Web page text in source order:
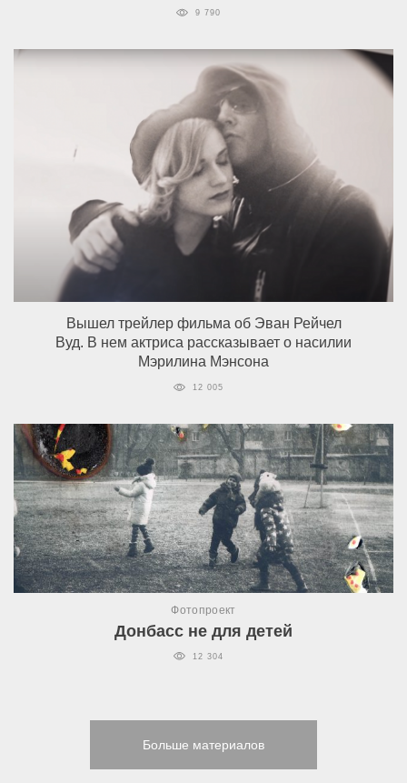
9 790
Вышел трейлер фильма об Эван Рейчел
Вуд. В нем актриса рассказывает о насилии
Мэрилина Мэнсона
12 005
Фотопроект
Донбасс не для детей
12 304
Больше материалов